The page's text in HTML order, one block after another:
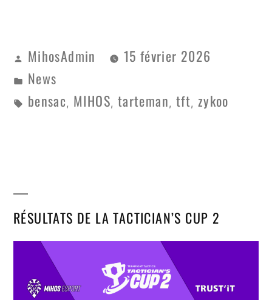
MihosAdmin
15 février 2026
News
bensac, MIHOS, tarteman, tft, zykoo
RÉSULTATS DE LA TACTICIAN’S CUP 2